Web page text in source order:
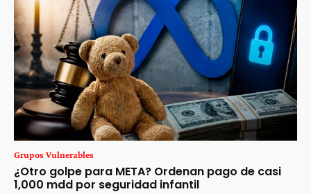
Grupos Vulnerables
¿Otro golpe para META? Ordenan pago de casi
1,000 mdd por seguridad infantil